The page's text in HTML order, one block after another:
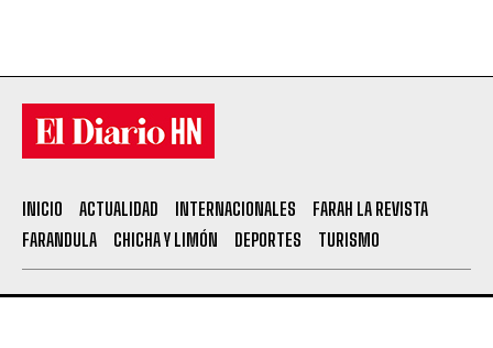
INICIO ACTUALIDAD INTERNACIONALES
FARAH LA REVISTA
FARANDULA
CHICHA Y LIMÓN DEPORTES TURISMO